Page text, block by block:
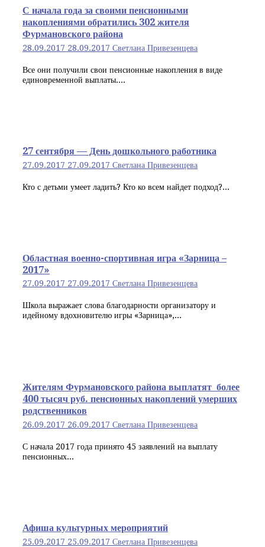
С начала года за своими пенсионными
накоплениями обратились 302 жителя
Фурмановского района
28.09.2017 28.09.2017 Светлана Привезенцева
Все они получили свои пенсионные накопления в виде
единовременной выплаты....
27 сентября — День дошкольного работника
27.09.2017 27.09.2017 Светлана Привезенцева
Кто с детьми умеет ладить? Кто ко всем найдет подход?...
Областная военно-спортивная игра «Зарница –
2017»
27.09.2017 27.09.2017 Светлана Привезенцева
Школа выражает слова благодарности организатору и
идейному вдохновителю игры «Зарница»,...
Жителям Фурмановского района выплатят более
400 тысяч руб. пенсионных накоплений умерших
родственников
26.09.2017 26.09.2017 Светлана Привезенцева
С начала 2017 года принято 45 заявлений на выплату
пенсионных...
Афиша культурных мероприятий
25.09.2017 25.09.2017 Светлана Привезенцева